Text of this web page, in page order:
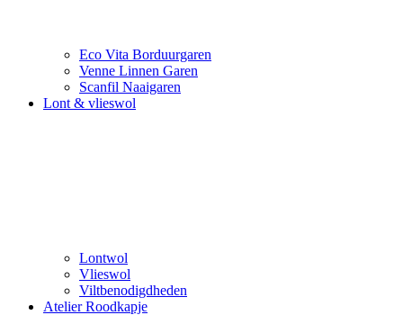
Eco Vita Borduurgaren
Venne Linnen Garen
Scanfil Naaigaren
Lont & vlieswol
Lontwol
Vlieswol
Viltbenodigdheden
Atelier Roodkapje